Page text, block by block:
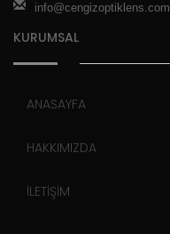
info@cengizoptiklens.com
KURUMSAL
ANASAYFA
HAKKIMIZDA
İLETİŞİM